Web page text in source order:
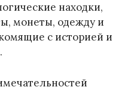
находки,
монеты, одежду и
с историей и